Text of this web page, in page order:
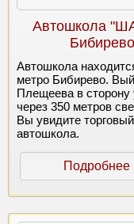
Автошкола
Бибирево
Автошкола
метро Бибирево.
Плещеева в
через 350 метров
Вы увидите
автошкола.
Подробнее